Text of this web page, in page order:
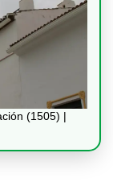
(1505) |